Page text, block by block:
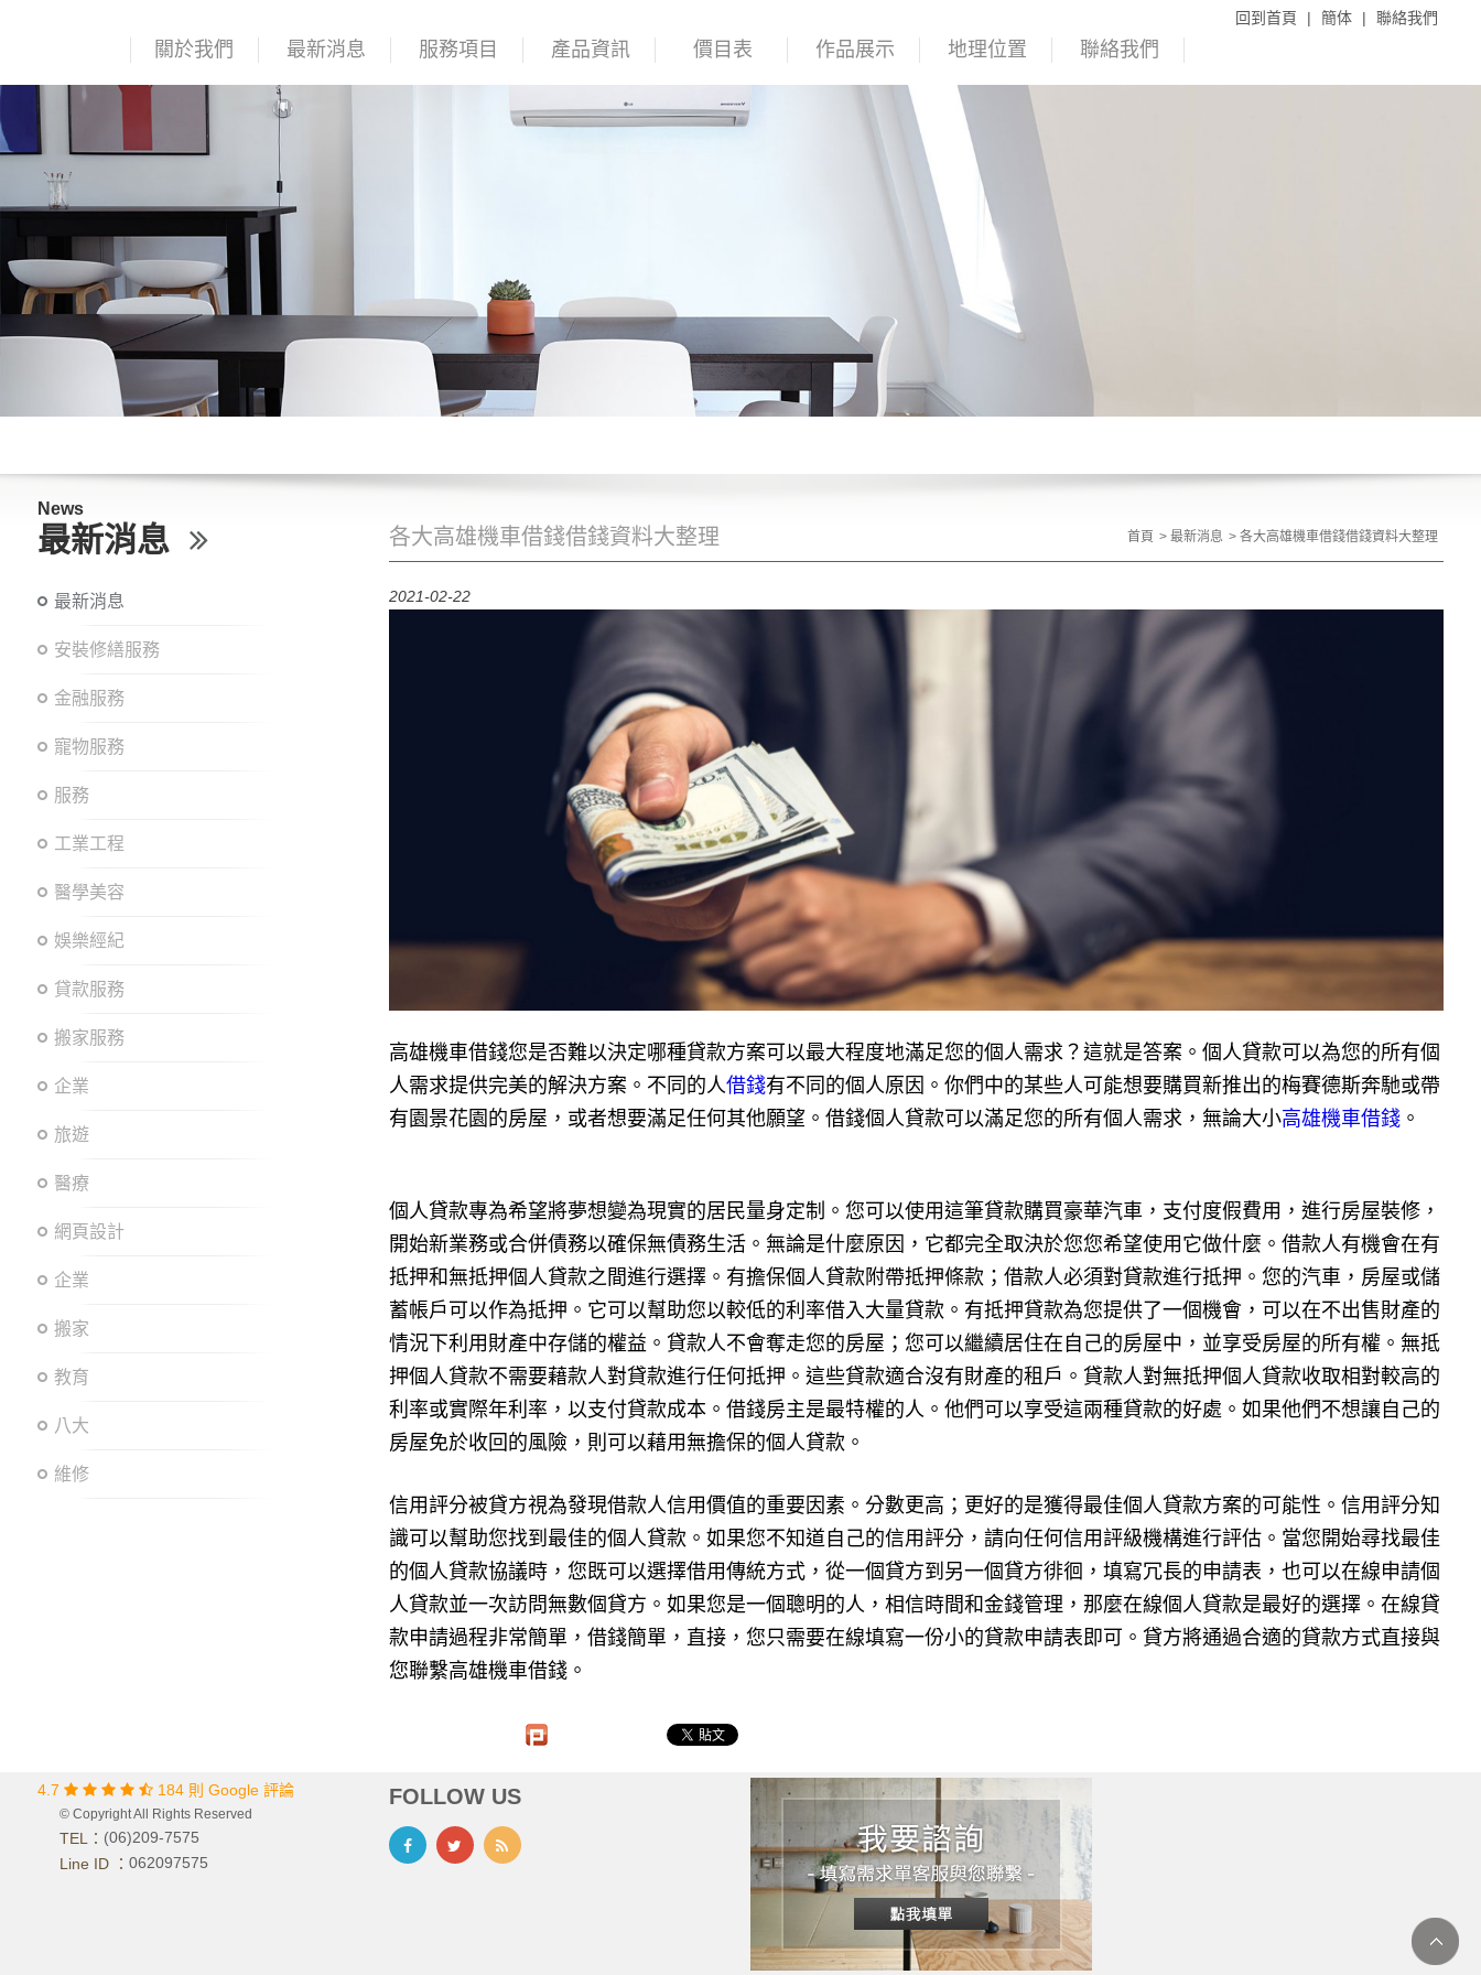
回到首頁 | 簡体 | 聯絡我們
關於我們 最新消息 服務項目 產品資訊 價目表 作品展示 地理位置 聯絡我們
News
最新消息
最新消息
安裝修繕服務
金融服務
寵物服務
服務
工業工程
醫學美容
娛樂經紀
貸款服務
搬家服務
企業
旅遊
醫療
網頁設計
企業
搬家
教育
八大
維修
各大高雄機車借錢借錢資料大整理 首頁 最新消息 各大高雄機車借錢借錢資料大整理
2021-02-22
高雄機車借錢您是否難以決定哪種貸款方案可以最大程度地滿足您的個人需求？這就是答案。個人貸款可以為您的所有個
人需求提供完美的解決方案。不同的人借錢有不同的個人原因。你們中的某些人可能想要購買新推出的梅賽德斯奔馳或帶
有園景花園的房屋，或者想要滿足任何其他願望。借錢個人貸款可以滿足您的所有個人需求，無論大小高雄機車借錢。
個人貸款專為希望將夢想變為現實的居民量身定制。您可以使用這筆貸款購買豪華汽車，支付度假費用，進行房屋裝修，
開始新業務或合併債務以確保無債務生活。無論是什麼原因，它都完全取決於您您希望使用它做什麼。借款人有機會在有
抵押和無抵押個人貸款之間進行選擇。有擔保個人貸款附帶抵押條款；借款人必須對貸款進行抵押。您的汽車，房屋或儲
蓄帳戶可以作為抵押。它可以幫助您以較低的利率借入大量貸款。有抵押貸款為您提供了一個機會，可以在不出售財產的
情況下利用財產中存儲的權益。貸款人不會奪走您的房屋；您可以繼續居住在自己的房屋中，並享受房屋的所有權。無抵
押個人貸款不需要藉款人對貸款進行任何抵押。這些貸款適合沒有財產的租戶。貸款人對無抵押個人貸款收取相對較高的
利率或實際年利率，以支付貸款成本。借錢房主是最特權的人。他們可以享受這兩種貸款的好處。如果他們不想讓自己的
房屋免於收回的風險，則可以藉用無擔保的個人貸款。
信用評分被貸方視為發現借款人信用價值的重要因素。分數更高；更好的是獲得最佳個人貸款方案的可能性。信用評分知
識可以幫助您找到最佳的個人貸款。如果您不知道自己的信用評分，請向任何信用評級機構進行評估。當您開始尋找最佳
的個人貸款協議時，您既可以選擇借用傳統方式，從一個貸方到另一個貸方徘徊，填寫冗長的申請表，也可以在線申請個
人貸款並一次訪問無數個貸方。如果您是一個聰明的人，相信時間和金錢管理，那麼在線個人貸款是最好的選擇。在線貸
款申請過程非常簡單，借錢簡單，直接，您只需要在線填寫一份小的貸款申請表即可。貸方將通過合適的貸款方式直接與
您聯繫高雄機車借錢。
4.7 184 則 Google 評論
© Copyright All Rights Reserved
TEL： (06)209-7575
Line ID ： 062097575
FOLLOW US